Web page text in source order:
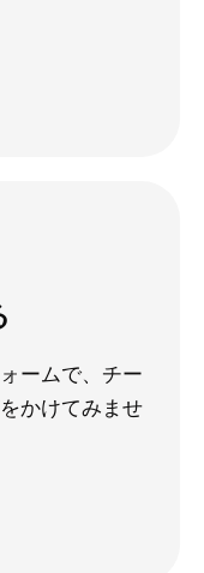
ームで、チー
かけてみませ